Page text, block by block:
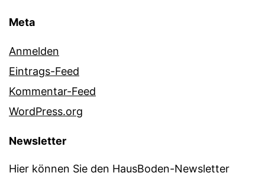
Meta
Anmelden
Eintrags-Feed
Kommentar-Feed
WordPress.org
Newsletter
Hier können Sie den HausBoden-Newsletter